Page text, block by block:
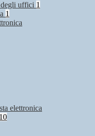
uffici 1
1
elettronica
10